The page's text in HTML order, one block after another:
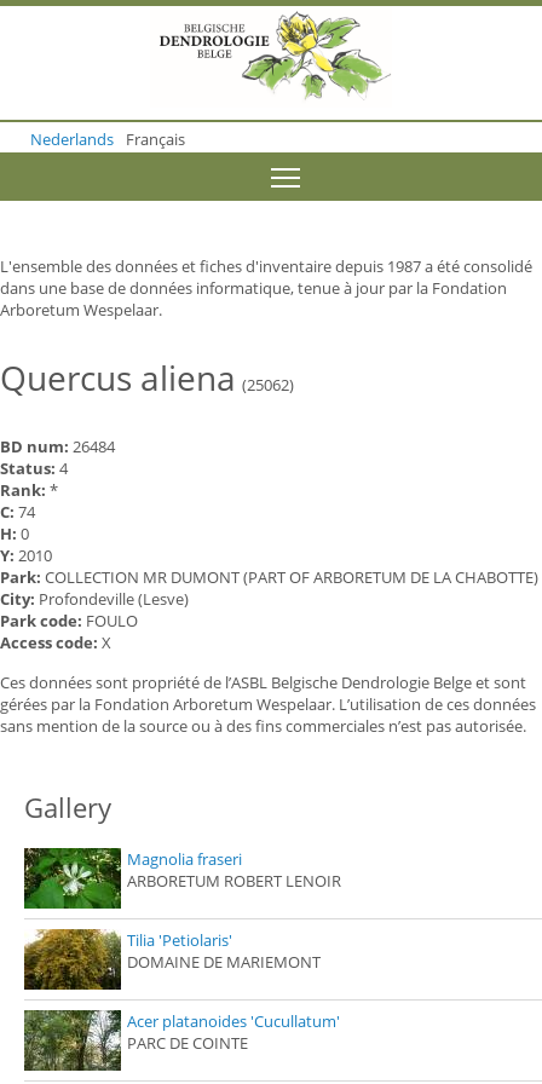
o
m
o
n
t
e
t
Nederlands Français
L'ensemble des données et fiches d'inventaire depuis 1987 a été consolidé
dans une base de données informatique, tenue à jour par la Fondation
Arboretum Wespelaar.
Quercus aliena (25062)
BD num: 26484
Status: 4
Rank: *
C: 74
H: 0
Y: 2010
Park: COLLECTION MR DUMONT (PART OF ARBORETUM DE LA CHABOTTE)
City: Profondeville (Lesve)
Park code: FOULO
Access code: X
Ces données sont propriété de l’ASBL Belgische Dendrologie Belge et sont
gérées par la Fondation Arboretum Wespelaar. L’utilisation de ces données
sans mention de la source ou à des fins commerciales n’est pas autorisée.
Gallery
Magnolia fraseri
ARBORETUM ROBERT LENOIR
Tilia 'Petiolaris'
DOMAINE DE MARIEMONT
Acer platanoides 'Cucullatum'
PARC DE COINTE